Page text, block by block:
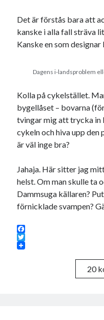
Det är förstås bara att
kanske i alla fall sträva
Kanske en som
Dagens i-landsproblem
Kolla på cykelstället.
bygellåset – bovarna
tvingar mig att trycka in
cykeln och hiva upp
är väl inge bra?
Jahaja. Här sitter jag
helst. Om man skulle ta
Dammsuga källaren?
förnicklade svampen?
F
a
T
20